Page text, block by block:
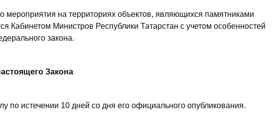
мероприятия на территориях объектов, являющихся памятниками
Кабинетом Министров Республики Татарстан с учетом особенностей
закона.
Закона
по истечении 10 дней со дня его официального опубликования.